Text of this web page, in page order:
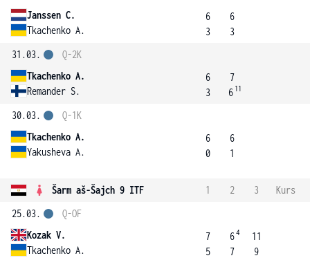
Janssen C.
Tkachenko A.
6
3
6
3
31.03.
Tkachenko A.
Remander S.
Q-2K
6
3
7
6 11
30.03.
Tkachenko A.
Yakusheva A.
Q-1K
6
0
6
1
Šarm aš-Šajch 9 ITF 1 2 3
Kurs
25.03.
Kozak V.
Tkachenko A.
Q-OF
7
5
64
7
11
9